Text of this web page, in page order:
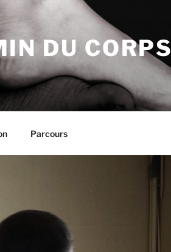
DU CORPS
Parcours